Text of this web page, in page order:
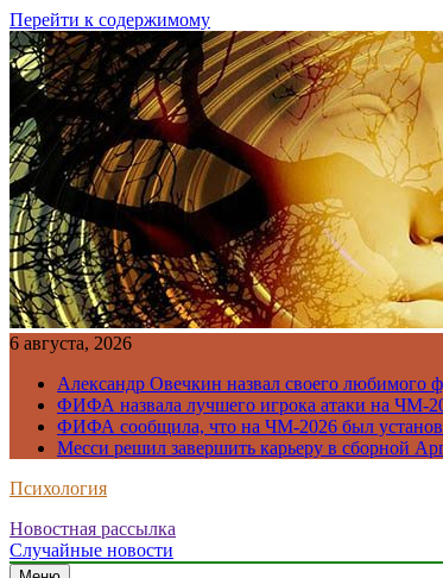
Перейти к содержимому
6 августа, 2026
Александр Овечкин назвал своего любимого
ФИФА назвала лучшего игрока атаки на ЧМ-
ФИФА сообщила, что на ЧМ-2026 был
Месси решил завершить карьеру в сборной
Психология
Новостная рассылка
Случайные новости